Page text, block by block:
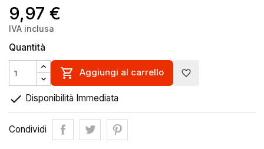
9,97 €
IVA inclusa
Quantità
 Aggiungi al carrello favorite_border
 Disponibilità Immediata
Condividi